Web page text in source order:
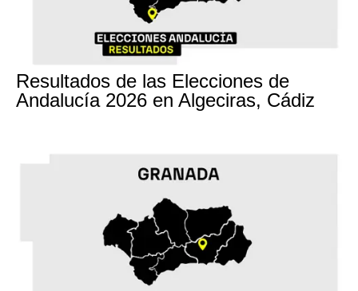
Resultados de las Elecciones de
Andalucía 2026 en Algeciras, Cádiz